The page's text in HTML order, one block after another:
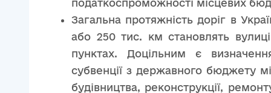
податкоспроможності місцевих
Загальна протяжність доріг в
або 250 тис. км становлять
пунктах. Доцільним є
субвенції з державного бюджету
будівництва, реконструкції,